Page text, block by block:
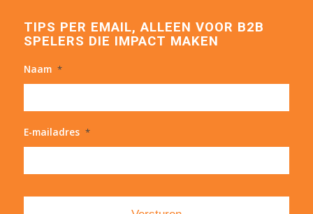
TIPS PER EMAIL, ALLEEN VOOR B2B
SPELERS DIE IMPACT MAKEN
Naam *
E-mailadres *